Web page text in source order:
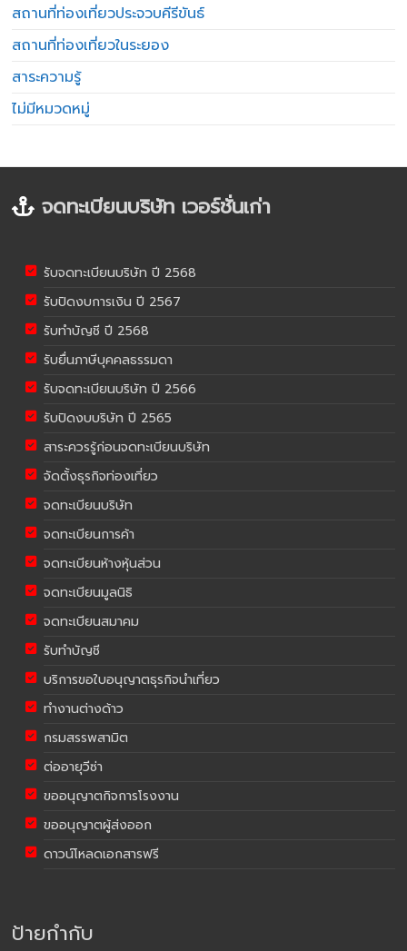
สถานที่ท่องเที่ยวประจวบคีรีขันธ์
สถานที่ท่องเที่ยวในระยอง
สาระความรู้
ไม่มีหมวดหมู่
จดทะเบียนบริษัท เวอร์ชั่นเก่า
รับจดทะเบียนบริษัท ปี 2568
รับปิดงบการเงิน ปี 2567
รับทำบัญชี ปี 2568
รับยื่นภาษีบุคคลธรรมดา
รับจดทะเบียนบริษัท ปี 2566
รับปิดงบบริษัท ปี 2565
สาระควรรู้ก่อนจดทะเบียนบริษัท
จัดตั้งธุรกิจท่องเที่ยว
จดทะเบียนบริษัท
จดทะเบียนการค้า
จดทะเบียนห้างหุ้นส่วน
จดทะเบียนมูลนิธิ
จดทะเบียนสมาคม
รับทำบัญชี
บริการขอใบอนุญาตธุรกิจนำเที่ยว
ทำงานต่างด้าว
กรมสรรพสามิต
ต่ออายุวีซ่า
ขออนุญาตกิจการโรงงาน
ขออนุญาตผู้ส่งออก
ดาวน์โหลดเอกสารฟรี
ป้ายกำกับ